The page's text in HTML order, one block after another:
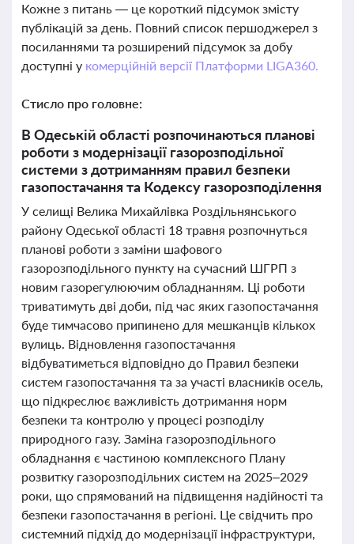
Кожне з питань — це короткий підсумок змісту
публікацій за день. Повний список першоджерел з
посиланнями та розширений підсумок за добу
доступні у комерційній версії Платформи LIGA360.
Стисло про головне:
В Одеській області розпочинаються планові
роботи з модернізації газорозподільної
системи з дотриманням правил безпеки
газопостачання та Кодексу газорозподілення
У селищі Велика Михайлівка Роздільнянського
району Одеської області 18 травня розпочнуться
планові роботи з заміни шафового
газорозподільного пункту на сучасний ШГРП з
новим газорегулюючим обладнанням. Ці роботи
триватимуть дві доби, під час яких газопостачання
буде тимчасово припинено для мешканців кількох
вулиць. Відновлення газопостачання
відбуватиметься відповідно до Правил безпеки
систем газопостачання та за участі власників осель,
що підкреслює важливість дотримання норм
безпеки та контролю у процесі розподілу
природного газу. Заміна газорозподільного
обладнання є частиною комплексного Плану
розвитку газорозподільних систем на 2025–2029
роки, що спрямований на підвищення надійності та
безпеки газопостачання в регіоні. Це свідчить про
системний підхід до модернізації інфраструктури,